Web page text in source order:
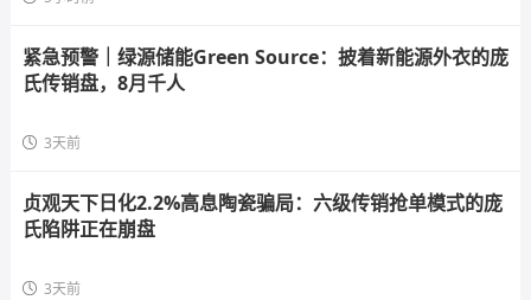
紧急预警｜绿源储能Green Source：披着新能源外衣的庞
氏传销盘，8月千人
3天前
贞观天下日化2.2%高息陶瓷骗局：六级传销抢单模式的庞
氏陷阱正在崩盘
3天前